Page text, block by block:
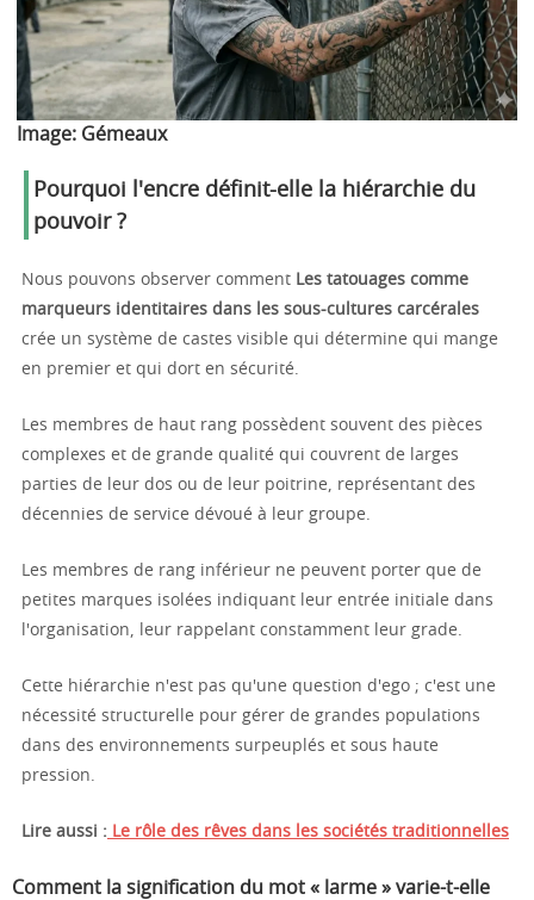
Image: Gémeaux
Pourquoi l'encre définit-elle la hiérarchie du
pouvoir ?
Nous pouvons observer comment Les tatouages comme
marqueurs identitaires dans les sous-cultures carcérales
crée un système de castes visible qui détermine qui mange
en premier et qui dort en sécurité.
Les membres de haut rang possèdent souvent des pièces
complexes et de grande qualité qui couvrent de larges
parties de leur dos ou de leur poitrine, représentant des
décennies de service dévoué à leur groupe.
Les membres de rang inférieur ne peuvent porter que de
petites marques isolées indiquant leur entrée initiale dans
l'organisation, leur rappelant constamment leur grade.
Cette hiérarchie n'est pas qu'une question d'ego ; c'est une
nécessité structurelle pour gérer de grandes populations
dans des environnements surpeuplés et sous haute
pression.
Lire aussi : Le rôle des rêves dans les sociétés traditionnelles
Comment la signification du mot « larme » varie-t-elle